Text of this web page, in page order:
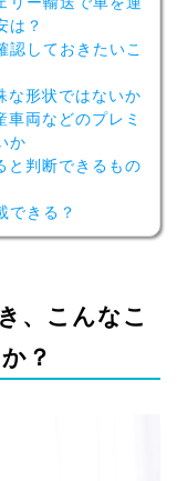
は？
認しておきたいこ
な形状ではないか
両などのプレミ
か
と判断できるもの
できる？
、こんなこ
？